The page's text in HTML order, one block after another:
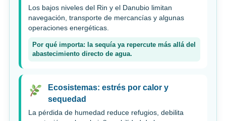
Los bajos niveles del Rin y el Danubio limitan
navegación, transporte de mercancías y algunas
operaciones energéticas.
Por qué importa: la sequía ya repercute más allá del
abastecimiento directo de agua.
Ecosistemas: estrés por calor y
sequedad
La pérdida de humedad reduce refugios, debilita